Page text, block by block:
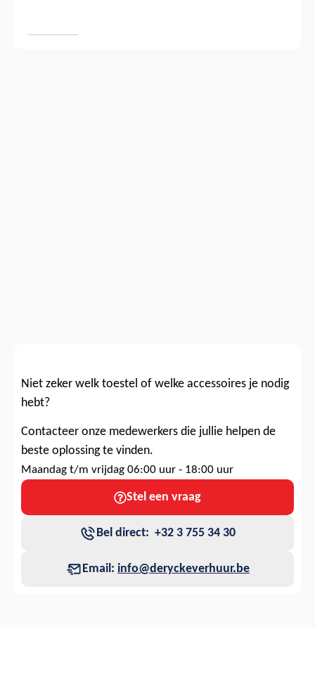
Niet zeker welk toestel of welke accessoires je nodig
hebt?
Contacteer onze medewerkers die jullie helpen de
beste oplossing te vinden.
Maandag t/m vrijdag 06:00 uur - 18:00 uur
Stel een vraag
Bel direct: +32 3 755 34 30
Email: info@deryckeverhuur.be